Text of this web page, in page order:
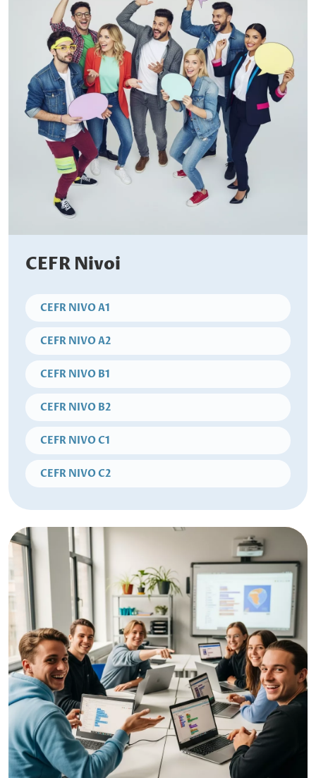
CEFR Nivoi
CEFR NIVO A1
CEFR NIVO A2
CEFR NIVO B1
CEFR NIVO B2
CEFR NIVO C1
CEFR NIVO C2